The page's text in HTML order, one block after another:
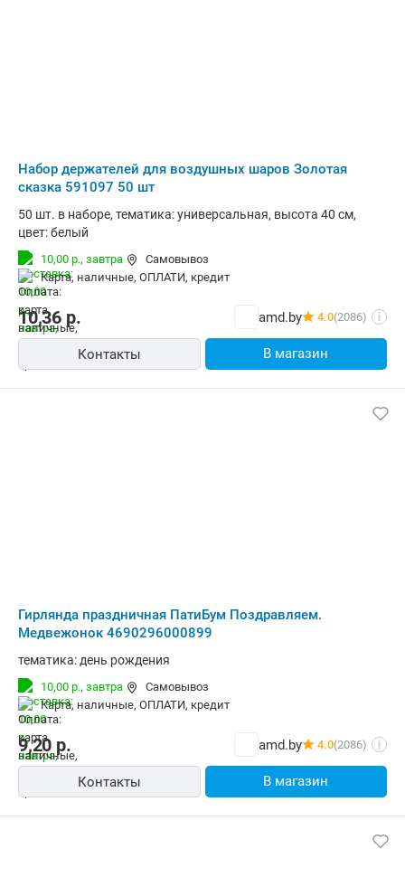
Набор держателей для воздушных шаров Золотая
сказка 591097 50 шт
50 шт. в наборе, тематика: универсальная, высота 40 см,
цвет: белый
10,00 р., завтра
Самовывоз
карта, наличные, ОПЛАТИ, кредит
10,36 р. amd.by 4.0(2086) i
Контакты В магазин
Гирлянда праздничная ПатиБум Поздравляем.
Медвежонок 4690296000899
тематика: день рождения
10,00 р., завтра
Самовывоз
карта, наличные, ОПЛАТИ, кредит
9,20 р. amd.by 4.0(2086) i
Контакты В магазин